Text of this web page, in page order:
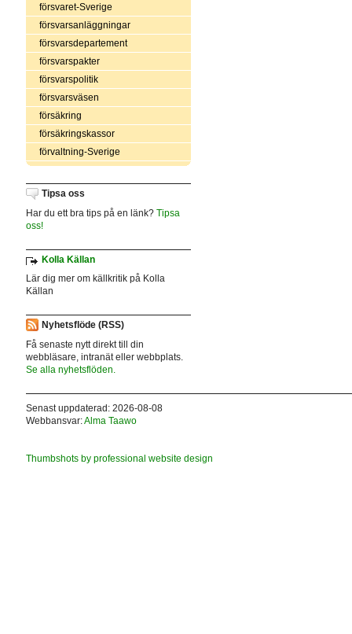
försvaret-Sverige
försvarsanläggningar
försvarsdepartement
försvarspakter
försvarspolitik
försvarsväsen
försäkring
försäkringskassor
förvaltning-Sverige
Tipsa oss
Har du ett bra tips på en länk? Tipsa
oss!
Kolla Källan
Lär dig mer om källkritik på Kolla
Källan
Nyhetsflöde (RSS)
Få senaste nytt direkt till din
webbläsare, intranät eller webbplats.
Se alla nyhetsflöden.
Senast uppdaterad: 2026-08-08
Webbansvar:Alma Taawo
Thumbshots by professional website design